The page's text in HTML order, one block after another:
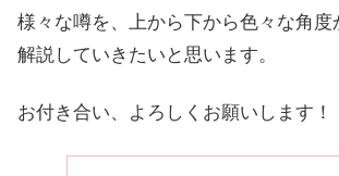
様々な噂を、上から下から色々な角度
解説していきたいと思います。
お付き合い、よろしくお願いします！